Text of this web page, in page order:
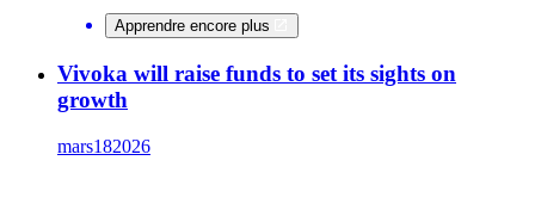
Apprendre encore plus
Vivoka will raise funds to set its sights on
growth
mars182026